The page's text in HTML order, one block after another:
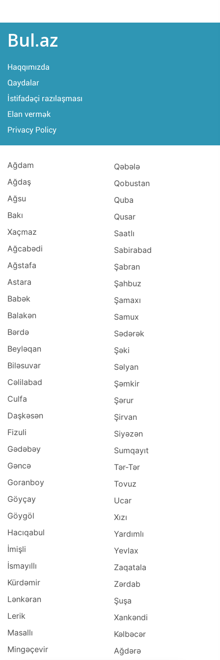
Bul.az
Haqqımızda
Qaydalar
İstifadəçi razılaşması
Elan vermək
Privacy Policy
Ağdam
Ağdaş
Ağsu
Bakı
Xaçmaz
Ağcabədi
Ağstafa
Astara
Babək
Balakən
Bərdə
Beyləqan
Biləsuvar
Cəlilabad
Culfa
Daşkəsən
Fizuli
Gədəbəy
Gəncə
Goranboy
Göyçay
Göygöl
Hacıqabul
İmişli
İsmayıllı
Kürdəmir
Lənkəran
Lerik
Masallı
Mingəçevir
Qəbələ
Qobustan
Quba
Qusar
Saatlı
Sabirabad
Şabran
Şahbuz
Şamaxı
Samux
Sədərək
Şəki
Səlyan
Şəmkir
Şərur
Şirvan
Siyəzən
Sumqayıt
Tər-Tər
Tovuz
Ucar
Xızı
Yardımlı
Yevlax
Zaqatala
Zərdab
Şuşa
Xankəndi
Kəlbəcər
Ağdərə